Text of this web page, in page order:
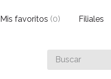
Buscar
algo
Mis favoritos (0) Filiales